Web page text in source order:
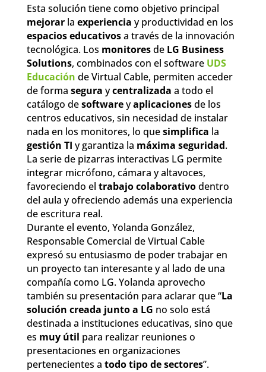
Esta solución tiene como objetivo principal
mejorarla experiencia y productividad en los
espacios educativosa través de la innovación
tecnológica. Los monitoresde LG Business
Solutions, combinados con el software UDS
Educación de Virtual Cable, permiten acceder
de forma segura ycentralizada a todo el
catálogo desoftwareyaplicacionesde los
centros educativos, sin necesidad de instalar
nada en los monitores, lo quesimplifica la
gestión TI y garantiza la máxima seguridad.
La serie de pizarras interactivas LG permite
integrar micrófono, cámara y altavoces,
favoreciendo el trabajo colaborativodentro
del aula y ofreciendo además una experiencia
de escritura real.
Durante el evento, Yolanda González,
Responsable Comercial de Virtual Cable
expresó su entusiasmo de poder trabajar en
un proyecto tan interesante y al lado de una
compañía como LG. Yolanda aprovecho
también su presentación para aclarar que “La
solución creada junto a LG no solo está
destinada a instituciones educativas, sino que
es muy útil para realizar reuniones o
presentaciones en organizaciones
pertenecientes a todo tipo de sectores”.